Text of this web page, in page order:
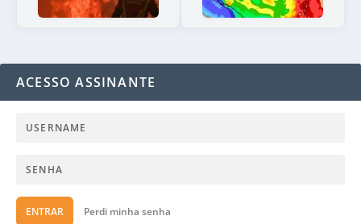
ACESSO ASSINANTE
ENTRAR Perdi minha senha